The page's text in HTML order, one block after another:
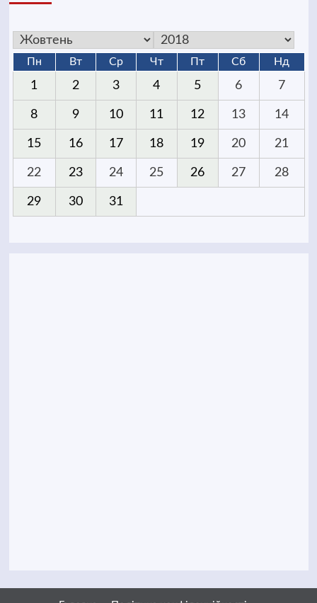
Пн Вт Ср Чт Пт Сб Нд
1 2 3 4 5 6 7
8 9 10 11 12 13 14
15 16 17 18 19 20 21
22 23 24 25 26 27 28
29 30 31